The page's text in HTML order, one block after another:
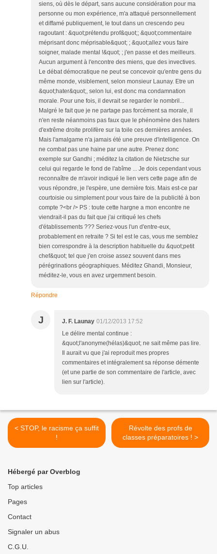
siens, où dès le départ, sans aucune considération pour ma
personne ou mon expérience, m'a attaqué personnellement
et diffamé publiquement, le tout dans un crescendo peu
ragoutant : &quot;prétendu prof&quot;; &quot;commentaire
méprisant donc méprisable&quot; ; &quot;allez vous faire
soigner, malade mental !&quot; ; j'en passe et des meilleurs.
Aucun argument à l'encontre des miens, que des invectives.
Le débat démocratique ne peut se concevoir qu'entre gens du
même monde, visiblement, selon monsieur Launay. Etre un
&quot;hater&quot;, selon lui, est donc ma condamnation
morale. Pour une fois, il devrait se regarder le nombril...
Malgré le fait que je ne partage pas forcément sa morale, il
n'en reste néanmoins pas faux que le phénomène des haters
d'extrême droite prolifère sur la toile ces dernières années.
Mais l'amalgame n'a jamais été une preuve d'intelligence. On
ne combat pas une haine par une autre. Prenez donc
exemple sur Gandhi ; méditez la citation de Nietzsche sur
celui qui regarde le fond de l'abîme ... Je dois cependant vous
reconnaître de m'avoir indiqué le lien vers cette page afin de
vous répondre, je l'espère, une dernière fois. Mais est-ce par
courtoisie ou simplement pour vous faire de la publicité à bon
compte ?<br /> PS : toute cette hargne a mon encontre ne
viendrait-il pas du fait que j'ai critiqué les chefs
d'établissements ??? Seriez-vous l'un d'entre-eux,
probablement en retraite ? Si tel est le cas, vous me semblez
bien correspondre à la description habituelle du &quot;petit
chef&quot; tel que j'en croise assez souvent dans mes
pérégrinations géographiques. Méditez Ghandi, Monsieur,
méditez-le, vous en avez urgemment besoin.
Répondre
J J. F. Launay 01/12/2013 17:52
Le délire mental continue :
&quot;l'anonyme(hélas)&quot; ne sait même pas lire.
Il aurait vu que j'ai reproduit mes propres
commentaires et intégralement sa réponse démente
(et une partie de son commentaire de l'article, avec
lien sur l'article).
< STOP, le racisme ça suffit
!
Révolte des profs de
classes préparatoires ! >
Hébergé par Overblog
Top articles
Pages
Contact
Signaler un abus
C.G.U.